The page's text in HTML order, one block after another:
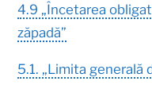
4.9 „Încetarea
zăpadă”
5.1. „Limita generală